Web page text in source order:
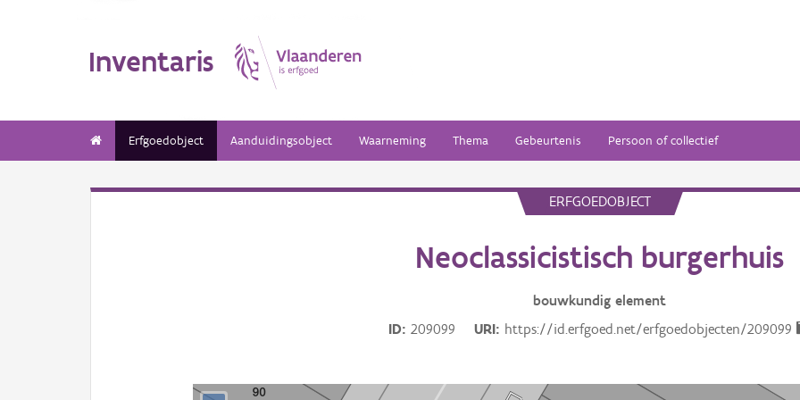
Inventaris
Erfgoedobject Aanduidingsobject Waarneming Thema Gebeurtenis Persoon of collectief
ERFGOEDOBJECT
Neoclassicistisch burgerhuis
bouwkundig element
ID
209099 URI https://id.erfgoed.net/erfgoedobjecten/209099